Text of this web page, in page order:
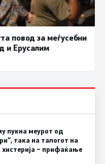
повод за меѓусебни
и Ерусалим
меурот од
така на талогот на
– прифаќање